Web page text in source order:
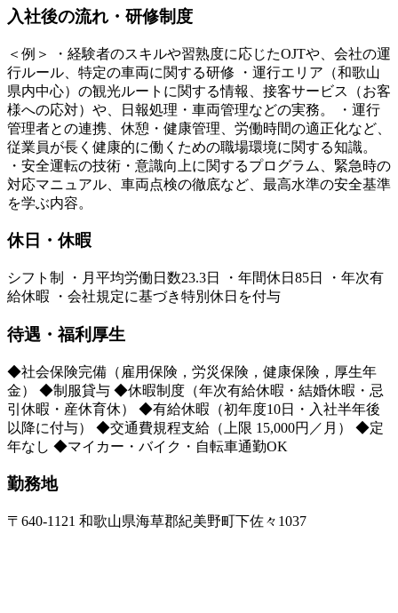
入社後の流れ・研修制度
＜例＞ ・経験者のスキルや習熟度に応じたOJTや、会社の運
行ルール、特定の車両に関する研修 ・運行エリア（和歌山
県内中心）の観光ルートに関する情報、接客サービス（お客
様への応対）や、日報処理・車両管理などの実務。 ・運行
管理者との連携、休憩・健康管理、労働時間の適正化など、
従業員が長く健康的に働くための職場環境に関する知識。
・安全運転の技術・意識向上に関するプログラム、緊急時の
対応マニュアル、車両点検の徹底など、最高水準の安全基準
を学ぶ内容。
休日・休暇
シフト制 ・月平均労働日数23.3日 ・年間休日85日 ・年次有
給休暇 ・会社規定に基づき特別休日を付与
待遇・福利厚生
◆社会保険完備（雇用保険，労災保険，健康保険，厚生年
金） ◆制服貸与 ◆休暇制度（年次有給休暇・結婚休暇・忌
引休暇・産休育休） ◆有給休暇（初年度10日・入社半年後
以降に付与） ◆交通費規程支給（上限 15,000円／月） ◆定
年なし ◆マイカー・バイク・自転車通勤OK
勤務地
〒640-1121 和歌山県海草郡紀美野町下佐々1037